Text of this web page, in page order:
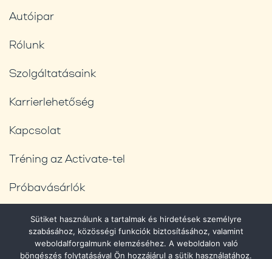
Autóipar
Rólunk
Szolgáltatásaink
Karrierlehetőség
Kapcsolat
Tréning az Activate-tel
Próbavásárlók
Blog
Adatvédelmi feltételek
Sütiket használunk a tartalmak és hirdetések személyre
szabásához, közösségi funkciók biztosításához, valamint
weboldalforgalmunk elemzéséhez. A weboldalon való
böngészés folytatásával Ön hozzájárul a sütik használatához.